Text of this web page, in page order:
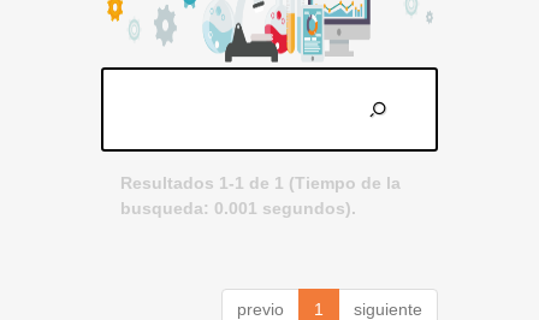
Resultados 1-1 de 1 (Tiempo de la
busqueda: 0.001 segundos).
previo 1 siguiente